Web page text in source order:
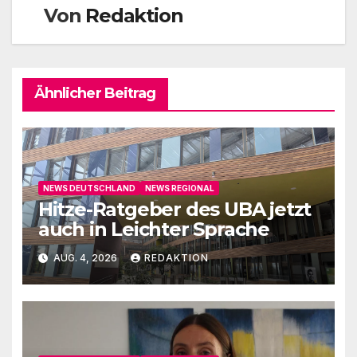
Von Redaktion
Ähnlicher Beitrag
NEWS DEUTSCHLAND NEWS REGIONAL
Hitze-Ratgeber des UBA jetzt
auch in Leichter Sprache
AUG. 4, 2026 REDAKTION